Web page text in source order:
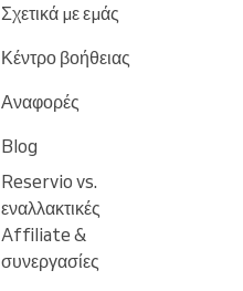
Σχετικά με εμάς
Κέντρο βοήθειας
Αναφορές
Blog
Reservio vs.
εναλλακτικές
Affiliate &
συνεργασίες